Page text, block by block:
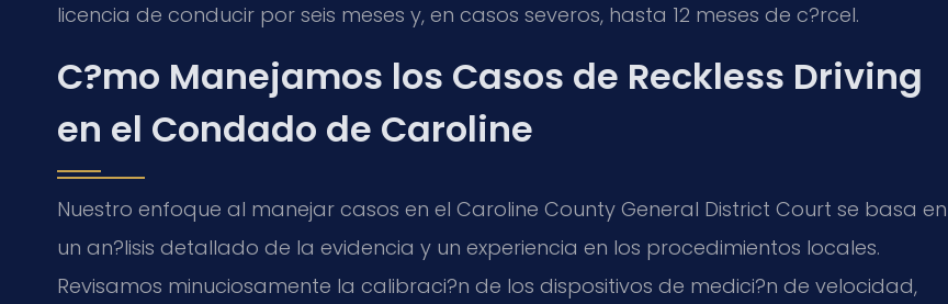
licencia de conducir por seis meses y, en casos severos, hasta 12 meses de c?rcel.
C?mo Manejamos los Casos de Reckless Driving
en el Condado de Caroline
Nuestro enfoque al manejar casos en el Caroline County General District Court se basa en
un an?lisis detallado de la evidencia y un experiencia en los procedimientos locales.
Revisamos minuciosamente la calibraci?n de los dispositivos de medici?n de velocidad,